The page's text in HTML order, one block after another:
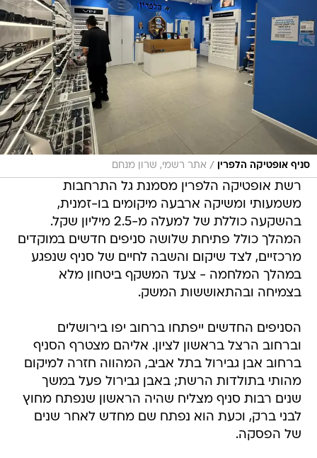
סניף אופטיקה הלפרין / אתר רשמי, שרון מנחם
רשת אופטיקה הלפרין מסמנת גל התרחבות
משמעותי ומשיקה ארבעה מיקומים בו-זמנית,
בהשקעה כוללת של למעלה מ-2.5 מיליון שקל.
המהלך כולל פתיחת שלושה סניפים חדשים במוקדים
מרכזיים, לצד שיקום והשבה לחיים של סניף שנפגע
במהלך המלחמה - צעד המשקף ביטחון מלא
בצמיחה ובהתאוששות המשק.
הסניפים החדשים ייפתחו ברחוב יפו בירושלים
וברחוב הרצל בראשון לציון. אליהם מצטרף הסניף
ברחוב אבן גבירול בתל אביב, המהווה חזרה למיקום
מהותי בתולדות הרשת; באבן גבירול פעל במשך
שנים רבות סניף מצליח שהיה הראשון שנפתח מחוץ
לבני ברק, וכעת הוא נפתח שם מחדש לאחר שנים
של הפסקה.